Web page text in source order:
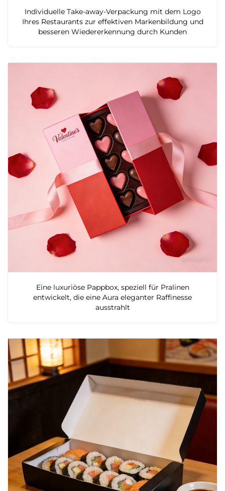
Individuelle Take-away-Verpackung mit dem Logo
Ihres Restaurants zur effektiven Markenbildung und
besseren Wiedererkennung durch Kunden
Eine luxuriöse Pappbox, speziell für Pralinen
entwickelt, die eine Aura eleganter Raffinesse
ausstrahlt